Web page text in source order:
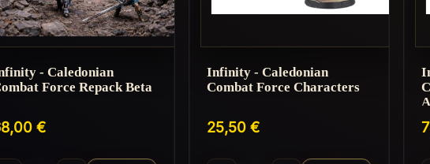
- Caledonian
Force Repack Beta
€
Infinity - Caledonian
Combat Force Characters
25,50 €